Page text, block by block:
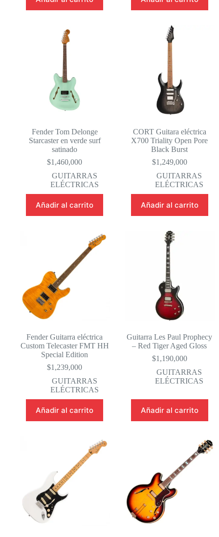
Fender Tom Delonge
Starcaster en verde surf
satinado
$1,460,000
GUITARRAS
ELÉCTRICAS
Añadir al carrito
CORT Guitara eléctrica
X700 Triality Open Pore
Black Burst
$1,249,000
GUITARRAS
ELÉCTRICAS
Añadir al carrito
Fender Guitarra eléctrica
Custom Telecaster FMT HH
Special Edition
$1,239,000
GUITARRAS
ELÉCTRICAS
Añadir al carrito
Guitarra Les Paul Prophecy
– Red Tiger Aged Gloss
$1,190,000
GUITARRAS
ELÉCTRICAS
Añadir al carrito